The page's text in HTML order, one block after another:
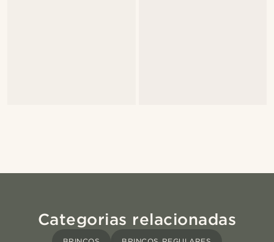
Categorias relacionadas